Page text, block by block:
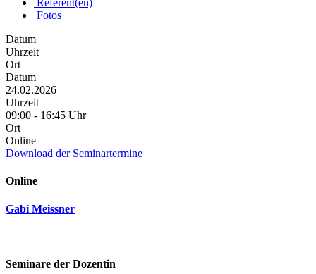
Referent(en)
Fotos
Datum
Uhrzeit
Ort
Datum
24.02.2026
Uhrzeit
09:00 - 16:45 Uhr
Ort
Online
Download der Seminartermine
Online
Gabi Meissner
Seminare der Dozentin